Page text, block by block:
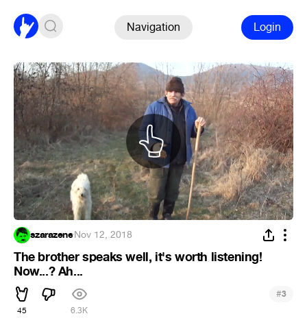
Navigation Login
szarazene·Nov 12, 2018
The brother speaks well, it's worth listening!
Now...? Ah...
45 6.3K
#3